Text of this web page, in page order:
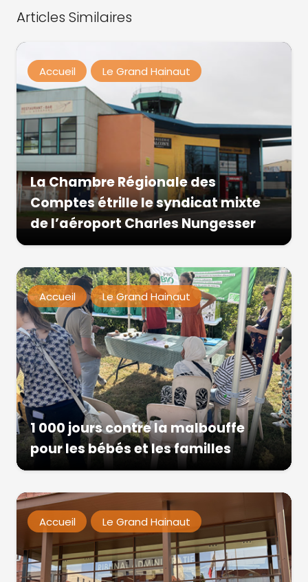
Articles Similaires
Accueil Le Grand Hainaut
La Chambre Régionale des
Comptes étrille le syndicat mixte
de l’aéroport Charles Nungesser
Accueil Le Grand Hainaut
1 000 jours contre la malbouffe
pour les bébés et les familles
Accueil Le Grand Hainaut